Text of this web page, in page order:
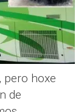
pero hoxe
de